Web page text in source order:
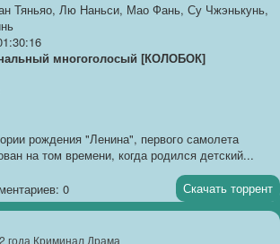
Тяньяо, Лю Наньси, Мао Фань, Су Чжэнькунь,
многоголосый [КОЛОБОК]
рождения "Ленина", первого самолета
на том времени, когда родился детский...
0 Скачать торрент
года Криминал Драма